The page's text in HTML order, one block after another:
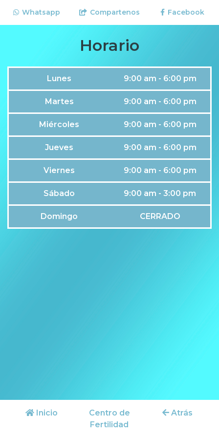
Whatsapp Compartenos Facebook
Horario
Lunes 9:00 am - 6:00 pm
Martes 9:00 am - 6:00 pm
Miércoles 9:00 am - 6:00 pm
Jueves 9:00 am - 6:00 pm
Viernes 9:00 am - 6:00 pm
Sábado 9:00 am - 3:00 pm
Domingo CERRADO
Inicio
Centro de
Fertilidad
Atrás